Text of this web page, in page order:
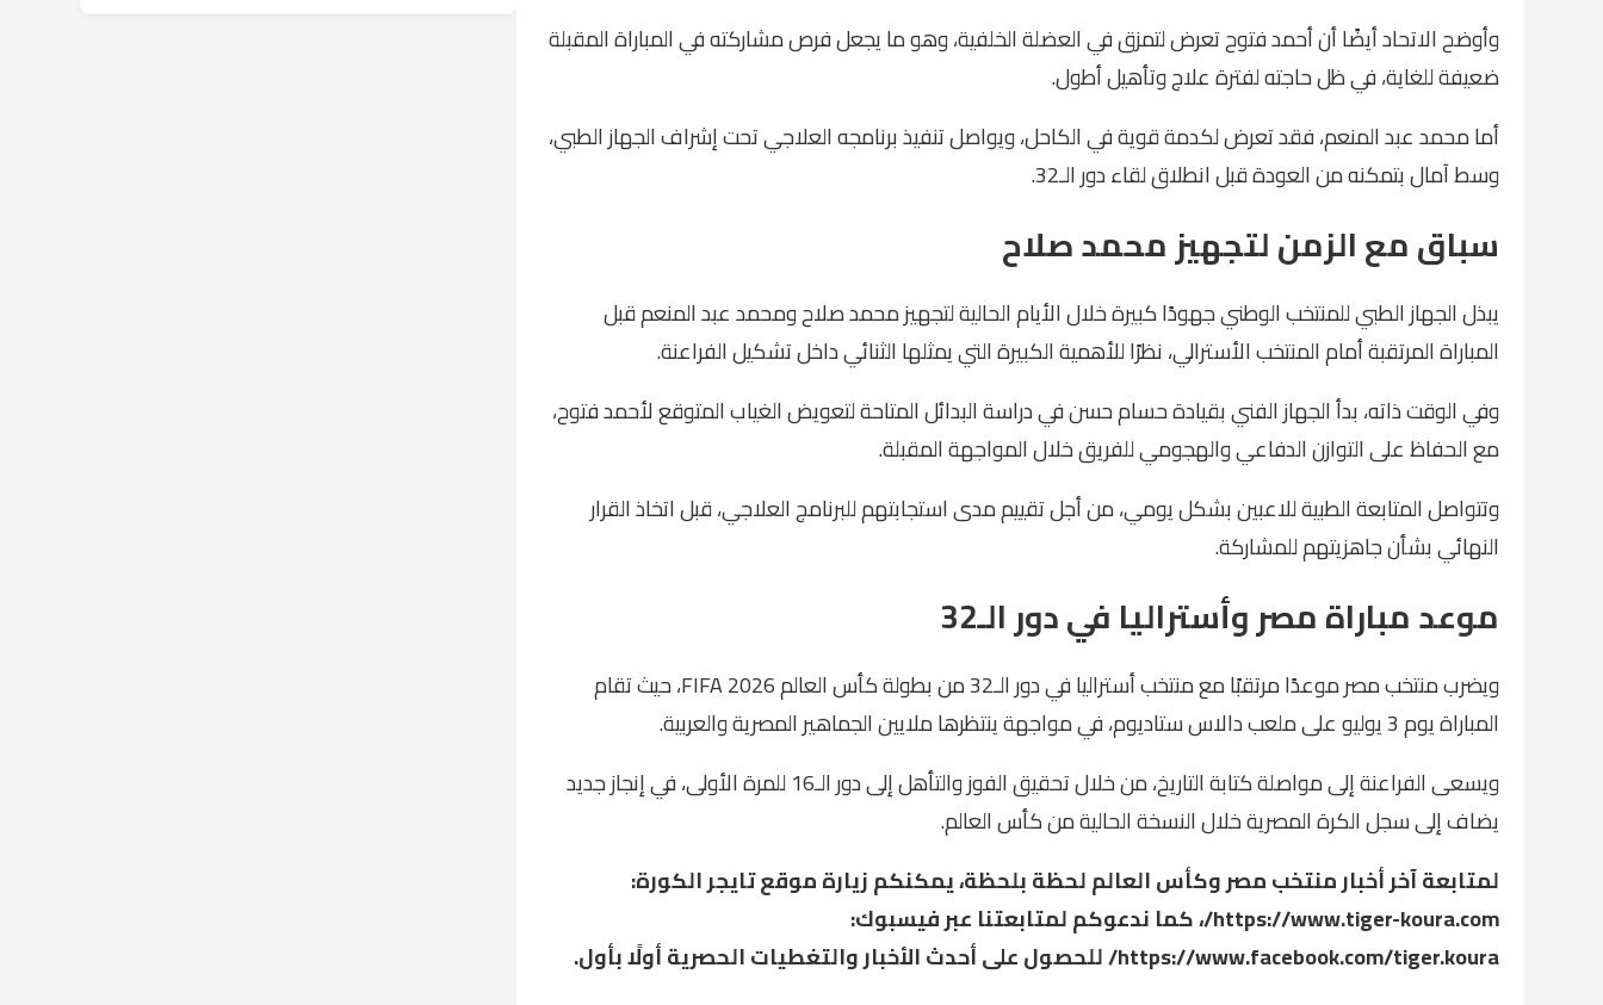
وأوضح الاتحاد أيضًا أن أحمد فتوح تعرض لتمزق في العضلة الخلفية، وهو ما يجعل فرص مشاركته في المباراة المقبلة
ضعيفة للغاية، في ظل حاجته لفترة علاج وتأهيل أطول.
أما محمد عبد المنعم، فقد تعرض لكدمة قوية في الكاحل، ويواصل تنفيذ برنامجه العلاجي تحت إشراف الجهاز الطبي،
وسط آمال بتمكنه من العودة قبل انطلاق لقاء دور الـ32.
سباق مع الزمن لتجهيز محمد صلاح
يبذل الجهاز الطبي للمنتخب الوطني جهودًا كبيرة خلال الأيام الحالية لتجهيز محمد صلاح ومحمد عبد المنعم قبل
المباراة المرتقبة أمام المنتخب الأسترالي، نظرًا للأهمية الكبيرة التي يمثلها الثنائي داخل تشكيل الفراعنة.
وفي الوقت ذاته، بدأ الجهاز الفني بقيادة حسام حسن في دراسة البدائل المتاحة لتعويض الغياب المتوقع لأحمد فتوح،
مع الحفاظ على التوازن الدفاعي والهجومي للفريق خلال المواجهة المقبلة.
وتتواصل المتابعة الطبية للاعبين بشكل يومي، من أجل تقييم مدى استجابتهم للبرنامج العلاجي، قبل اتخاذ القرار
النهائي بشأن جاهزيتهم للمشاركة.
موعد مباراة مصر وأستراليا في دور الـ32
ويضرب منتخب مصر موعدًا مرتقبًا مع منتخب أستراليا في دور الـ32 من بطولة كأس العالم FIFA 2026، حيث تقام
المباراة يوم 3 يوليو على ملعب دالاس ستاديوم، في مواجهة ينتظرها ملايين الجماهير المصرية والعربية.
ويسعى الفراعنة إلى مواصلة كتابة التاريخ، من خلال تحقيق الفوز والتأهل إلى دور الـ16 للمرة الأولى، في إنجاز جديد
يضاف إلى سجل الكرة المصرية خلال النسخة الحالية من كأس العالم.
لمتابعة آخر أخبار منتخب مصر وكأس العالم لحظة بلحظة، يمكنكم زيارة موقع تايجر الكورة:
https://www.tiger-koura.com/، كما ندعوكم لمتابعتنا عبر فيسبوك:
https://www.facebook.com/tiger.koura/ للحصول على أحدث الأخبار والتغطيات الحصرية أولًا بأول.